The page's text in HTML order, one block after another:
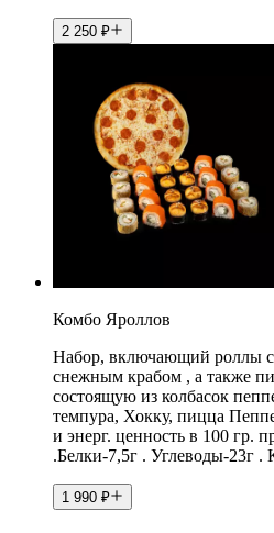
2 250 ₽
Комбо Яроллов
Набор, включающий роллы с
снежным крабом , а также
состоящую из колбасок
темпура, Хокку, пицца
и энерг. ценность в 100 гр.
.Белки-7,5г . Углеводы-23г .
1 990 ₽